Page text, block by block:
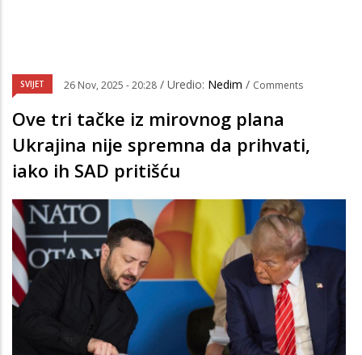
SVIJET 26 Nov, 2025 - 20:28 / Uredio: Nedim / Comments
Ove tri tačke iz mirovnog plana
Ukrajina nije spremna da prihvati,
iako ih SAD pritišću